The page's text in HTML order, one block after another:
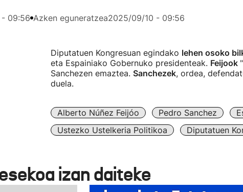
09:56 Azken eguneratzea2025/09/10 - 09:56
Diputatuen Kongresuan egindako lehen osoko
eta Espainiako Gobernuko presidenteak. Feijook
Sanchezen emaztea. Sanchezek, ordea,
duela.
Alberto Núñez Feijóo Pedro Sanchez
Ustezko Ustelkeria Politikoa
Diputatuen
izan daiteke